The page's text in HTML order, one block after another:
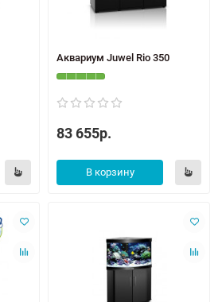
Аквариум Juwel Rio 350
83 655р.
В корзину